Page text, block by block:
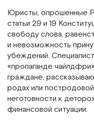
Юристы, опрошенные
статьи 29 и 19
свободу слова,
и невозможность
убеждений.
«пропаганде
граждане,
родах или
неготовности к
финансовой ситуации.